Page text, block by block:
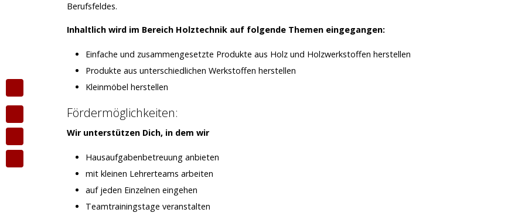
Berufsfeldes.
Inhaltlich wird im Bereich Holztechnik auf folgende Themen eingegangen:
Einfache und zusammengesetzte Produkte aus Holz und Holzwerkstoffen herstellen
Produkte aus unterschiedlichen Werkstoffen herstellen
Kleinmöbel herstellen
Fördermöglichkeiten:
Wir unterstützen Dich, in dem wir
Hausaufgabenbetreuung anbieten
mit kleinen Lehrerteams arbeiten
auf jeden Einzelnen eingehen
Teamtrainingstage veranstalten